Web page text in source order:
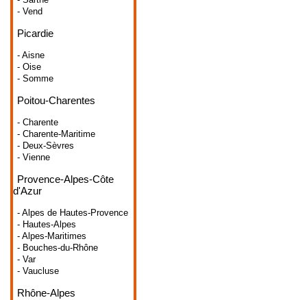
- Vend
Picardie
- Aisne
- Oise
- Somme
Poitou-Charentes
- Charente
- Charente-Maritime
- Deux-Sèvres
- Vienne
Provence-Alpes-Côte
d'Azur
- Alpes de Hautes-Provence
- Hautes-Alpes
- Alpes-Maritimes
- Bouches-du-Rhône
- Var
- Vaucluse
Rhône-Alpes